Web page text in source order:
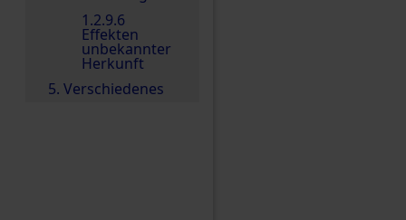
1.2.9.6
Effekten
unbekannter
Herkunft
5. Verschiedenes